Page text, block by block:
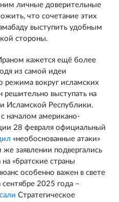
личные доверительные
что сочетание этих
выступить удобным
стороны.
кажется ещё более
из самой идеи
режима вокруг исламских
решительно выступать на
и Исламской Республики.
началом американо-
28 февраля официальный
«необоснованные атаки»
заявлении подвергались
«братские страны
особенно важен в свете
сентябре 2025 года –
Стратегическое